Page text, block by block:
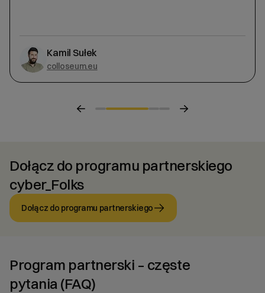
Kamil Sułek
colloseum.eu
Dołącz do programu partnerskiego
cyber_Folks
Dołącz do programu partnerskiego
Program partnerski – częste
pytania (FAQ)